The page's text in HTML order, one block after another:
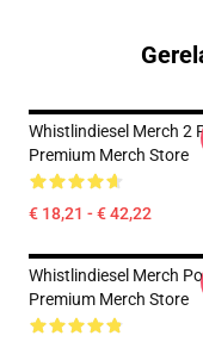
Whistlindiesel Merch 2
Premium Merch Store
€ 18,21 - € 42,22
Whistlindiesel Merch
Premium Merch Store